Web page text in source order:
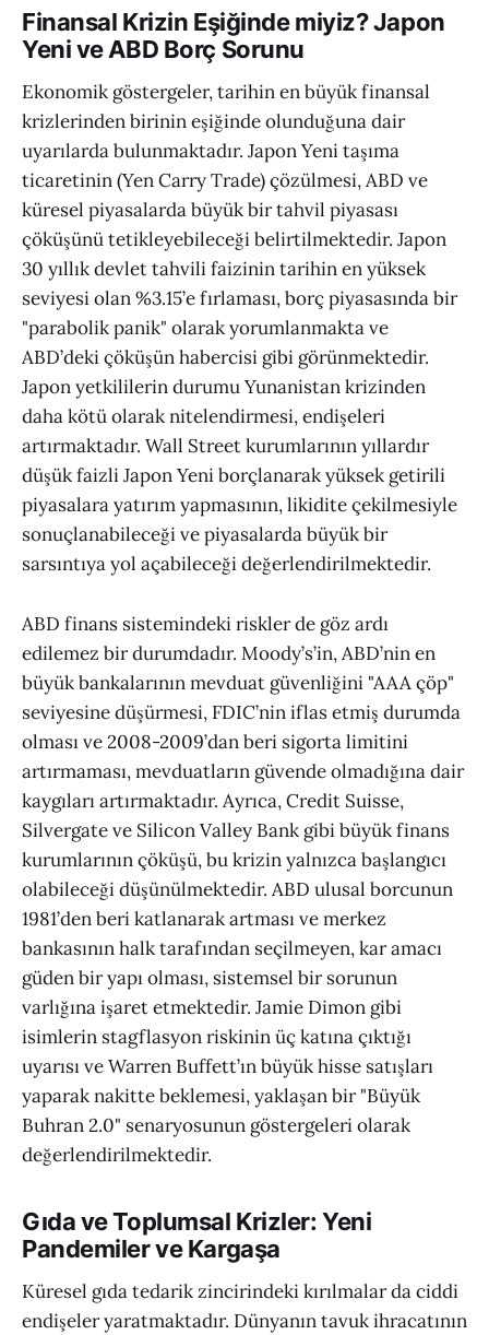
oluşturulmaya çalışılacağını iddia
etti. Trükten’e göre, bu kesintiler
daha önce güneş patlamaları veya
bağlanabilecekken, şimdi iklim
anormallikleri
Finansal Krizin Eşiğinde miyiz? Japon
Yeni ve ABD Borç Sorunu
Ekonomik göstergeler, tarihin en büyük finansal
krizlerinden birinin eşiğinde olunduğuna dair
uyarılarda bulunmaktadır. Japon Yeni taşıma
ticaretinin (Yen Carry Trade) çözülmesi, ABD ve
küresel piyasalarda büyük bir tahvil piyasası
çöküşünü tetikleyebileceği belirtilmektedir. Japon
30 yıllık devlet tahvili faizinin tarihin en yüksek
seviyesi olan %3.15’e fırlaması, borç piyasasında bir
"parabolik panik" olarak yorumlanmakta ve
ABD’deki çöküşün habercisi gibi görünmektedir.
Japon yetkililerin durumu Yunanistan krizinden
daha kötü olarak nitelendirmesi, endişeleri
artırmaktadır. Wall Street kurumlarının yıllardır
düşük faizli Japon Yeni borçlanarak yüksek getirili
piyasalara yatırım yapmasının, likidite çekilmesiyle
sonuçlanabileceği ve piyasalarda büyük bir
sarsıntıya yol açabileceği değerlendirilmektedir.
ABD finans sistemindeki riskler de göz ardı
edilemez bir durumdadır. Moody’s’in, ABD’nin en
büyük bankalarının mevduat güvenliğini "AAA çöp"
seviyesine düşürmesi, FDIC’nin iflas etmiş durumda
olması ve 2008-2009’dan beri sigorta limitini
artırmaması, mevduatların güvende olmadığına dair
kaygıları artırmaktadır. Ayrıca, Credit Suisse,
Silvergate ve Silicon Valley Bank gibi büyük finans
kurumlarının çöküşü, bu krizin yalnızca başlangıcı
olabileceği düşünülmektedir. ABD ulusal borcunun
1981’den beri katlanarak artması ve merkez
bankasının halk tarafından seçilmeyen, kar amacı
güden bir yapı olması, sistemsel bir sorunun
varlığına işaret etmektedir. Jamie Dimon gibi
isimlerin stagflasyon riskinin üç katına çıktığı
uyarısı ve Warren Buffett’ın büyük hisse satışları
yaparak nakitte beklemesi, yaklaşan bir "Büyük
Buhran 2.0" senaryosunun göstergeleri olarak
değerlendirilmektedir.
Gıda ve Toplumsal Krizler: Yeni
Pandemiler ve Kargaşa
Küresel gıda tedarik zincirindeki kırılmalar da ciddi
endişeler yaratmaktadır. Dünyanın tavuk ihracatının